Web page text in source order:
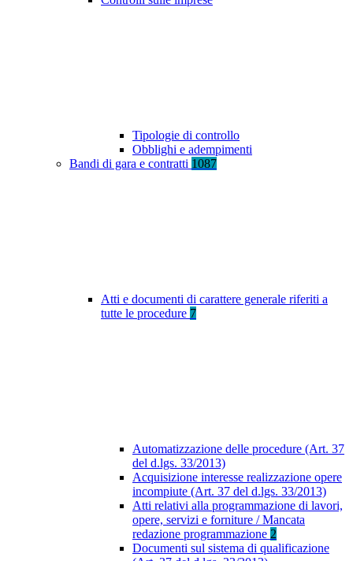
Tipologie di controllo
Obblighi e adempimenti
Bandi di gara e contratti 1087
Atti e documenti di carattere generale riferiti a
tutte le procedure 7
Automatizzazione delle procedure (Art. 37
del d.lgs. 33/2013)
Acquisizione interesse realizzazione opere
incompiute (Art. 37 del d.lgs. 33/2013)
Atti relativi alla programmazione di lavori,
opere, servizi e forniture / Mancata
redazione programmazione 2
Documenti sul sistema di qualificazione